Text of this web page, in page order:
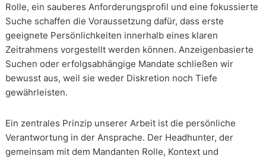
Rolle, ein sauberes Anforderungsprofil und eine fokussierte
Suche schaffen die Voraussetzung dafür, dass erste
geeignete Persönlichkeiten innerhalb eines klaren
Zeitrahmens vorgestellt werden können. Anzeigenbasierte
Suchen oder erfolgsabhängige Mandate schließen wir
bewusst aus, weil sie weder Diskretion noch Tiefe
gewährleisten.
Ein zentrales Prinzip unserer Arbeit ist die persönliche
Verantwortung in der Ansprache. Der Headhunter, der
gemeinsam mit dem Mandanten Rolle, Kontext und